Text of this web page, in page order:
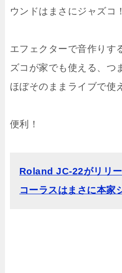
ウンドはまさにジャズコ！
エフェクターで音作りす
ズコが家でも使える、つ
ほぼそのままライブで使
便利！
Roland JC-22がリリ
コーラスはまさに本家